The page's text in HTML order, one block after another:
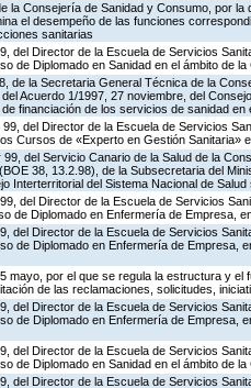
la Consejería de Sanidad y Consumo, por
el desempeño de las funciones
sanitarias
del Director de la Escuela de Servicios
de Diplomado en Sanidad en el ámbito de
de la Secretaria General Técnica de la
Acuerdo 1/1997, 27 noviembre, del
financiación de los servicios de sanidad en
99, del Director de la Escuela de Servicios
Cursos de «Experto en Gestión Sanitaria»
99, del Servicio Canario de la Salud de la
38, 13.2.98), de la Subsecretaria del
Interterritorial del Sistema Nacional de
del Director de la Escuela de Servicios
de Diplomado en Enfermería de Empresa,
del Director de la Escuela de Servicios
de Diplomado en Enfermería de Empresa,
mayo, por el que se regula la estructura y
de las reclamaciones, solicitudes,
del Director de la Escuela de Servicios
de Diplomado en Enfermería de Empresa,
del Director de la Escuela de Servicios
de Diplomado en Sanidad en el ámbito de
del Director de la Escuela de Servicios